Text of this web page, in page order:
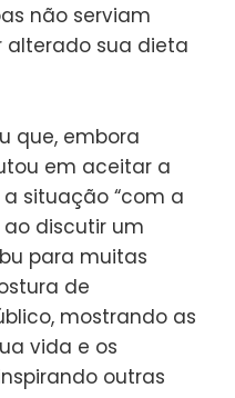
não serviam
alterado sua dieta
que, embora
em aceitar a
situação “com a
ao discutir um
para muitas
de
mostrando as
vida e os
outras